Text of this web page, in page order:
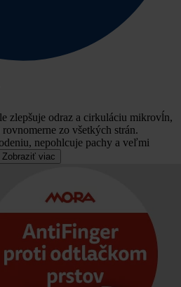
zlepšuje odraz a cirkuláciu mikrovĺn,
zo všetkých strán.
nepohlcuje pachy a veľmi
Zobraziť viac